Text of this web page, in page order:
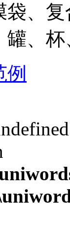
袋、
罐、